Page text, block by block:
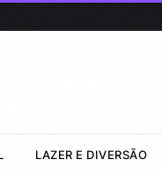
LAZER E DIVERSÃO